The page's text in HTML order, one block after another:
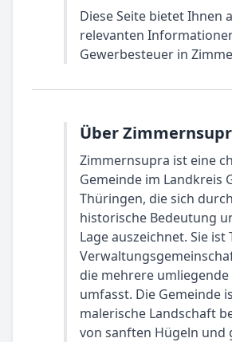
Diese Seite bietet Ihnen
relevanten
Gewerbesteuer in
Über
Zimmernsupra ist eine
Gemeinde im Landkreis
Thüringen, die sich
historische Bedeutung
Lage auszeichnet. Sie ist
die mehrere umliegende
umfasst. Die Gemeinde
malerische Landschaft
von sanften Hügeln und